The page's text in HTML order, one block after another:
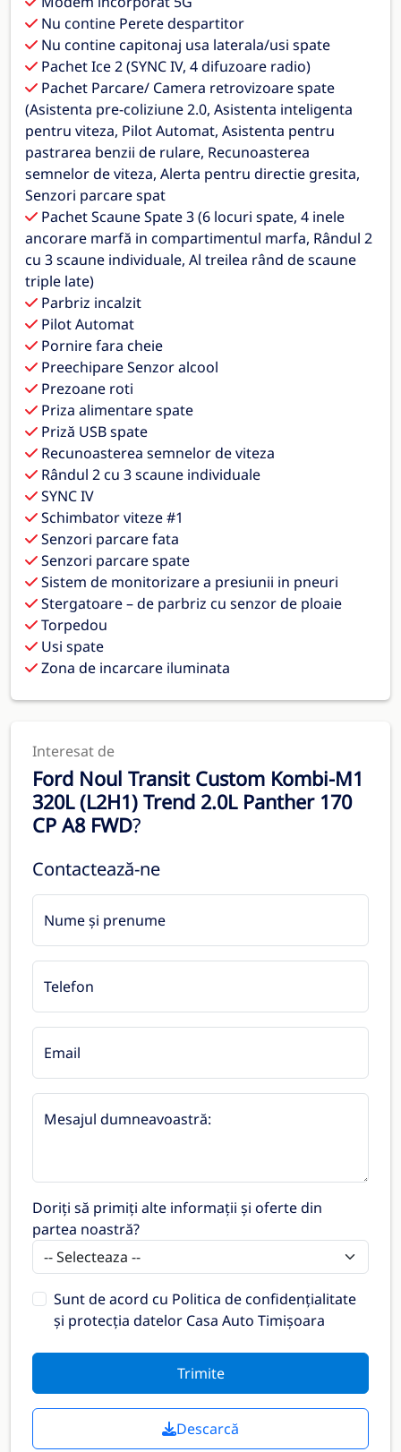
Nu contine Perete despartitor
Nu contine capitonaj usa laterala/usi spate
Pachet Ice 2 (SYNC IV, 4 difuzoare radio)
Pachet Parcare/ Camera retrovizoare spate
(Asistenta pre-coliziune 2.0, Asistenta inteligenta
pentru viteza, Pilot Automat, Asistenta pentru
pastrarea benzii de rulare, Recunoasterea
semnelor de viteza, Alerta pentru directie gresita,
Senzori parcare spat
Pachet Scaune Spate 3 (6 locuri spate, 4 inele
ancorare marfă in compartimentul marfa, Rândul 2
cu 3 scaune individuale, Al treilea rând de scaune
triple late)
Parbriz incalzit
Pilot Automat
Pornire fara cheie
Preechipare Senzor alcool
Prezoane roti
Priza alimentare spate
Priză USB spate
Recunoasterea semnelor de viteza
Rândul 2 cu 3 scaune individuale
SYNC IV
Schimbator viteze #1
Senzori parcare fata
Senzori parcare spate
Sistem de monitorizare a presiunii in pneuri
Stergatoare – de parbriz cu senzor de ploaie
Torpedou
Usi spate
Zona de incarcare iluminata
Interesat de
Ford Noul Transit Custom Kombi-M1
320L (L2H1) Trend 2.0L Panther 170
CP A8 FWD?
Contactează-ne
Nume și prenume
Telefon
Email
Mesajul dumneavoastră:
Doriți să primiți alte informații și oferte din
partea noastră?
Sunt de acord cu Politica de confidențialitate
și protecția datelor Casa Auto Timișoara
Trimite
Descarcă